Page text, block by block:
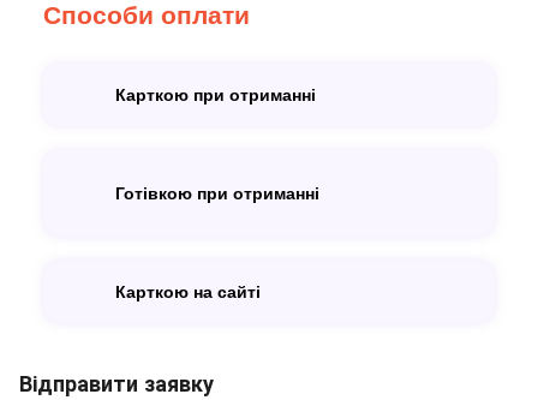
Способи оплати
Карткою при отриманні
Готівкою при отриманні
Карткою на сайті
Відправити заявку